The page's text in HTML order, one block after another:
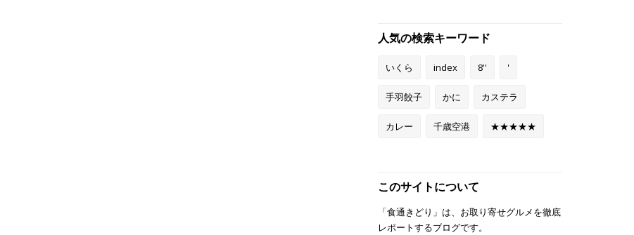
人気の検索キーワード
いくら index 8'' '
手羽餃子 かに カステラ
カレー 千歳空港 ★★★★★
このサイトについて
「食通きどり」は、お取り寄せグルメを徹底
レポートするブログです。